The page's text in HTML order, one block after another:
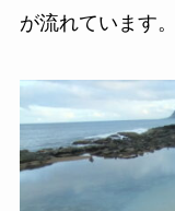
が流れています。